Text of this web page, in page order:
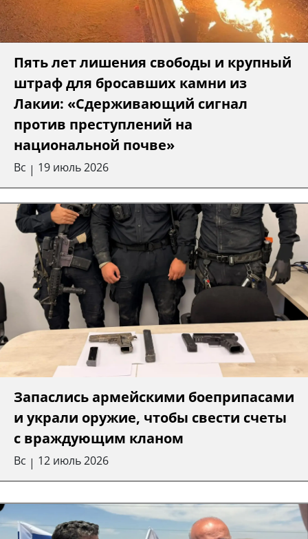
Пять лет лишения свободы и крупный
штраф для бросавших камни из
Лакии: «Сдерживающий сигнал
против преступлений на
национальной почве»
Вс | 19 июль 2026
Запаслись армейскими боеприпасами
и украли оружие, чтобы свести счеты
с враждующим кланом
Вс | 12 июль 2026